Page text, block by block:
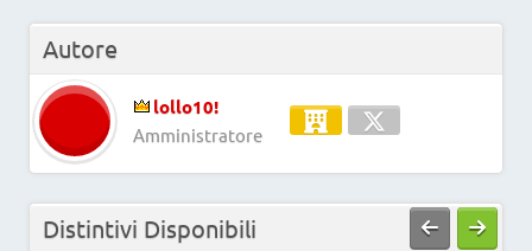
Autore
lollo10!
Amministratore
Distintivi Disponibili